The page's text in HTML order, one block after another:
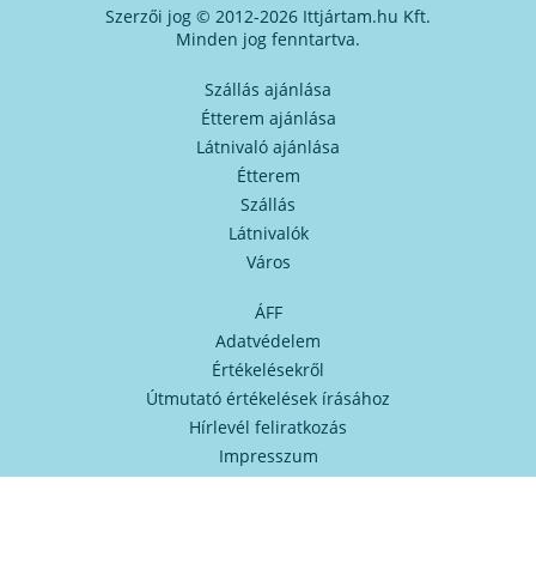
Szerzői jog © 2012-2026 Ittjártam.hu Kft.
Minden jog fenntartva.
Szállás ajánlása
Étterem ajánlása
Látnivaló ajánlása
Étterem
Szállás
Látnivalók
Város
ÁFF
Adatvédelem
Értékelésekről
Útmutató értékelések írásához
Hírlevél feliratkozás
Impresszum